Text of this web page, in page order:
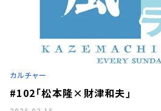
カルチャー
#102「松本隆×財津和夫」